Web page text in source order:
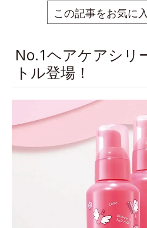
この記事をお気に
No.1ヘアケアシリ
トル登場！